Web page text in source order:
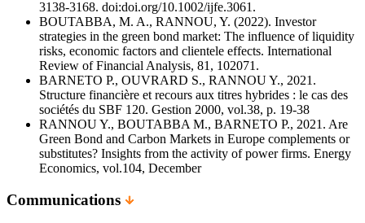
3138-3168. doi:doi.org/10.1002/ijfe.3061.
BOUTABBA, M. A., RANNOU, Y. (2022). Investor
strategies in the green bond market: The influence of liquidity
risks, economic factors and clientele effects. International
Review of Financial Analysis, 81, 102071.
BARNETO P., OUVRARD S., RANNOU Y., 2021.
Structure financière et recours aux titres hybrides : le cas des
sociétés du SBF 120. Gestion 2000, vol.38, p. 19-38
RANNOU Y., BOUTABBA M., BARNETO P., 2021. Are
Green Bond and Carbon Markets in Europe complements or
substitutes? Insights from the activity of power firms. Energy
Economics, vol.104, December
Communications